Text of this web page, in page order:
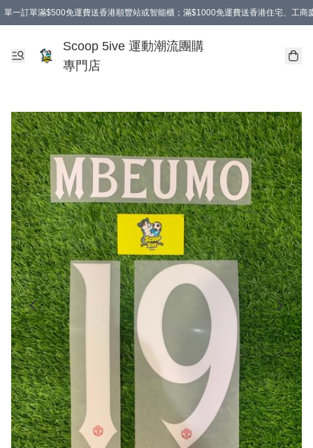
單一訂單滿$500免運費送香港順豐站或智能櫃；滿$1000免運費送香港住宅、工商
Scoop 5ive 運動潮流團購
專門店